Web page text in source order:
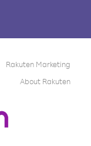
Rakuten Marketing
About Rakuten